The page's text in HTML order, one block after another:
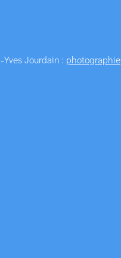
Jourdain : photographie